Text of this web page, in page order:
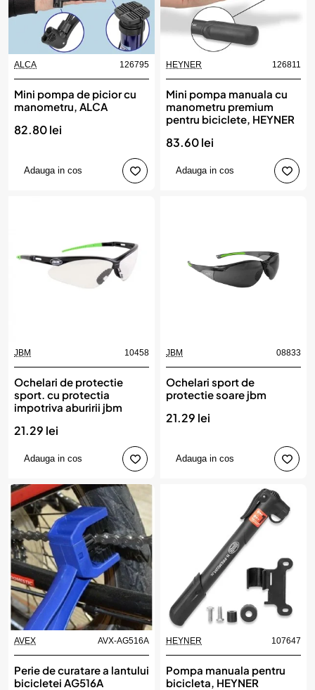
ALCA 126795
Mini pompa de picior cu
manometru, ALCA
82.80 lei
Adauga in cos
HEYNER 126811
Mini pompa manuala cu
manometru premium
pentru biciclete, HEYNER
83.60 lei
Adauga in cos
JBM 10458
Ochelari de protectie
sport. cu protectia
impotriva aburirii jbm
21.29 lei
Adauga in cos
JBM 08833
Ochelari sport de
protectie soare jbm
21.29 lei
Adauga in cos
AVEX AVX-AG516A
Perie de curatare a lantului
bicicletei AG516A
HEYNER 107647
Pompa manuala pentru
bicicleta, HEYNER